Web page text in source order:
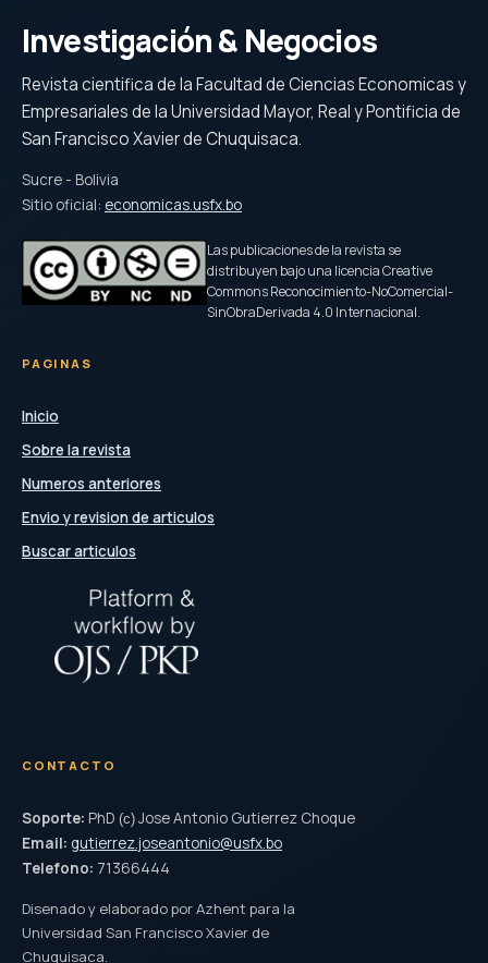
Investigación & Negocios
Revista cientifica de la Facultad de Ciencias Economicas y
Empresariales de la Universidad Mayor, Real y Pontificia de
San Francisco Xavier de Chuquisaca.
Sucre - Bolivia
Sitio oficial: economicas.usfx.bo
Las publicaciones de la revista se
distribuyen bajo una licencia Creative
Commons Reconocimiento-NoComercial-
SinObraDerivada 4.0 Internacional.
PAGINAS
Inicio
Sobre la revista
Numeros anteriores
Envio y revision de articulos
Buscar articulos
CONTACTO
Soporte: PhD (c)Jose Antonio Gutierrez Choque
Email: gutierrez.joseantonio@usfx.bo
Telefono: 71366444
Disenado y elaborado por Azhent para la
Universidad San Francisco Xavier de
Chuquisaca.